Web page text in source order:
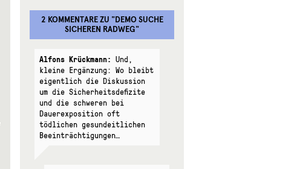
2 KOMMENTAREZU "DEMO SUCHE
SICHEREN RADWEG"
Alfons Krückmann: Und,
kleine Ergänzung: Wo bleibt
eigentlich die Diskussion
um die Sicherheitsdefizite
und die schweren bei
Dauerexposition oft
tödlichen gesundeitlichen
Beeinträchtigungen…